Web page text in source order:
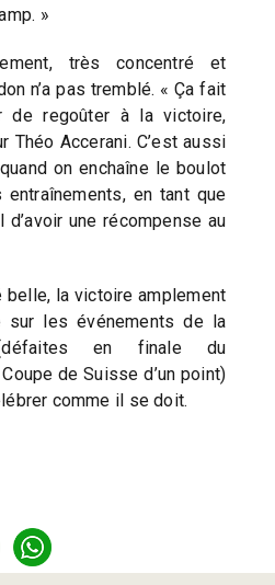
»
très concentré et
n’a pas tremblé. « Ça fait
de regoûter à la victoire,
Théo Accerani. C’est aussi
on enchaîne le boulot
en tant que
d’avoir une récompense au
belle, la victoire amplement
sur les événements de la
en finale du
de Suisse d’un point)
comme il se doit.